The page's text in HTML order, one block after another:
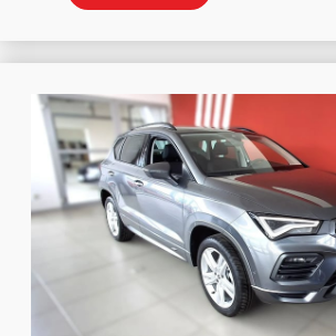
bola:
864 €.
je:
990 €.